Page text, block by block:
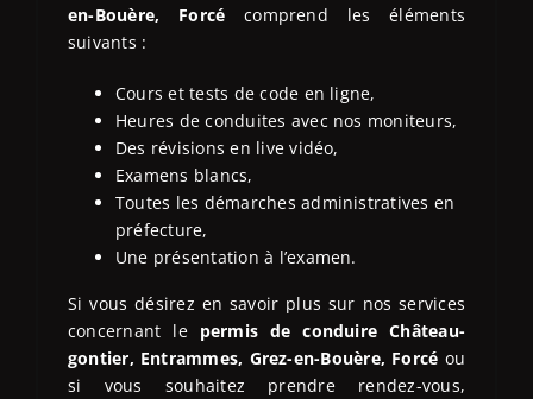
en-Bouère, Forcé comprend les éléments
suivants :
Cours et tests de code en ligne,
Heures de conduites avec nos moniteurs,
Des révisions en live vidéo,
Examens blancs,
Toutes les démarches administratives en
préfecture,
Une présentation à l’examen.
Si vous désirez en savoir plus sur nos services
concernant le permis de conduire Château-
gontier, Entrammes, Grez-en-Bouère, Forcé ou
si vous souhaitez prendre rendez-vous,